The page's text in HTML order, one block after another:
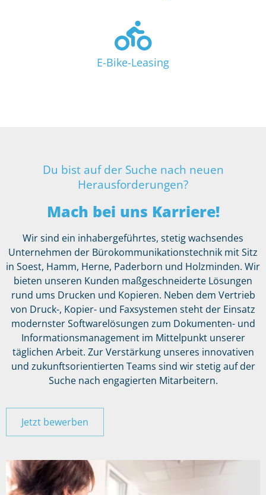
E-Bike-Leasing
Du bist auf der Suche nach neuen
Herausforderungen?
Mach bei uns Karriere!
Wir sind ein inhabergeführtes, stetig wachsendes
Unternehmen der Bürokommunikationstechnik mit Sitz
in Soest, Hamm, Herne, Paderborn und Holzminden. Wir
bieten unseren Kunden maßgeschneiderte Lösungen
rund ums Drucken und Kopieren. Neben dem Vertrieb
von Druck-, Kopier- und Faxsystemen steht der Einsatz
modernster Softwarelösungen zum Dokumenten- und
Informationsmanagement im Mittelpunkt unserer
täglichen Arbeit. Zur Verstärkung unseres innovativen
und zukunftsorientierten Teams sind wir stetig auf der
Suche nach engagierten Mitarbeitern.
Jetzt bewerben